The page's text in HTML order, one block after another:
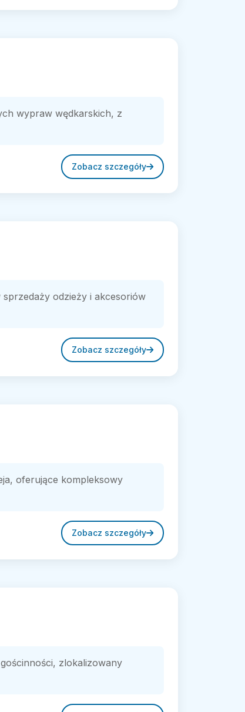
wypraw wędkarskich, z
Zobacz szczegóły
odzieży i akcesoriów
Zobacz szczegóły
oferujące kompleksowy
Zobacz szczegóły
zlokalizowany